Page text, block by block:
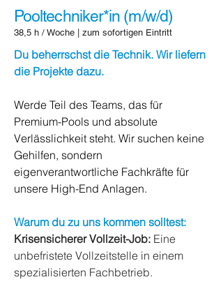
Pooltechniker*in (m/w/d)
38,5 h / Woche | zum sofortigen Eintritt
Du beherrschst die Technik. Wir liefern
die Projekte dazu.
Werde Teil des Teams, das für
Premium-Pools und absolute
Verlässlichkeit steht. Wir suchen keine
Gehilfen, sondern
eigenverantwortliche Fachkräfte für
unsere High-End Anlagen.
Warum du zu uns kommen solltest:
Krisensicherer Vollzeit-Job: Eine
unbefristete Vollzeitstelle in einem
spezialisierten Fachbetrieb.